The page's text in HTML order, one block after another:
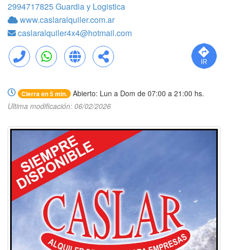
2994717825 Guardia y Logistica
www.caslaralquiler.com.ar
caslaralquiler4x4@hotmail.com
Llamar WhatsApp Web Compartir
Cierra en 5 min.
Abierto: Lun a Dom de 07:00 a 21:00 hs.
Ultima modificación: 06/02/2026